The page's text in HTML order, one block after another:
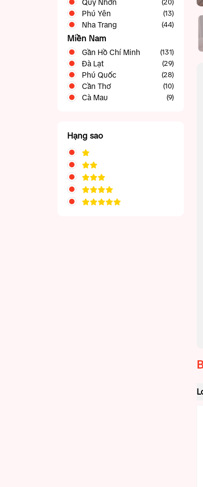
Quy Nhơn (20)
Phú Yên (13)
Nha Trang (44)
Miền Nam
Gần Hồ Chí Minh (131)
Phan Thiết Mũi Né (42)
Tây Ninh (5)
Vũng Tàu (39)
Đà Lạt (29)
Phú Quốc (28)
Cần Thơ (10)
Cà Mau (9)
Hạng sao